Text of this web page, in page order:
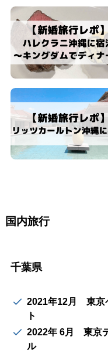
国内旅行
千葉県
2021年12月 東京
ト
2022年 6月 東京
ル